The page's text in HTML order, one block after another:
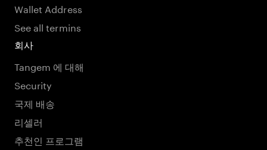
Wallet Address
See all termins
회사
Tangem 에 대해
Security
국제 배송
리셀러
추천인 프로그램